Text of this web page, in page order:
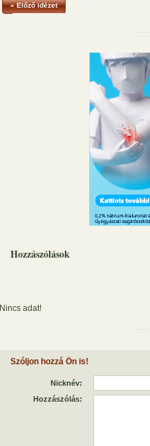
« Előző idézet
Hozzászólások
Nincs adat!
Szóljon hozzá Ön is!
Nicknév:
Hozzászólás: